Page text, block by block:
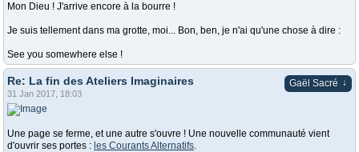
Mon Dieu ! J'arrive encore à la bourre !
Je suis tellement dans ma grotte, moi... Bon, ben, je n'ai qu'une chose à dire :
See you somewhere else !
Gaël Sacré ↓
Re: La fin des Ateliers Imaginaires
31 Jan 2017, 18:03
Une page se ferme, et une autre s'ouvre ! Une nouvelle communauté vient
d'ouvrir ses portes : les Courants Alternatifs.